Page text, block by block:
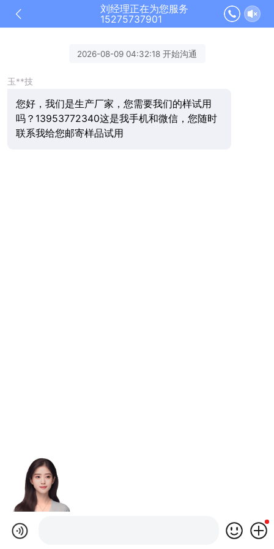
刘经理正在为您服务
15275737901
2026-08-09 04:32:18 开始沟通
玉**技
您好，我们是生产厂家，您需要我们的样试用
吗？13953772340这是我手机和微信，您随时
联系我给您邮寄样品试用